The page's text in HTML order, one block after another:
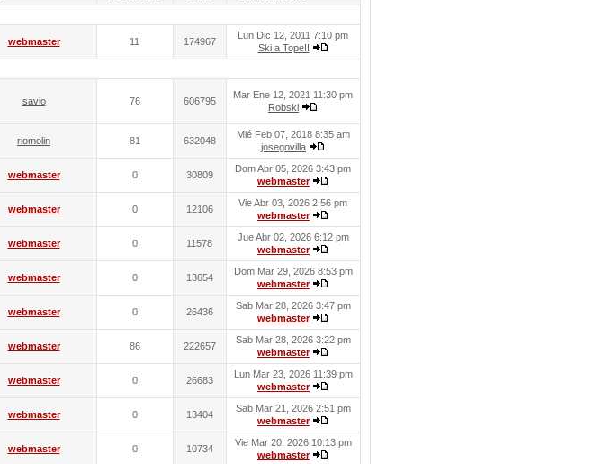
webmaster 11 174967
Lun Dic 12, 2011 7:10 pm
Ski a Tope!!
savio 76 606795
Mar Ene 12, 2021 11:30 pm
Robski
riomolin 81 632048
Mié Feb 07, 2018 8:35 am
josegovilla
webmaster 0 30809
Dom Abr 05, 2026 3:43 pm
webmaster
webmaster 0 12106
Vie Abr 03, 2026 2:56 pm
webmaster
webmaster 0 11578
Jue Abr 02, 2026 6:12 pm
webmaster
webmaster 0 13654
Dom Mar 29, 2026 8:53 pm
webmaster
webmaster 0 26436
Sab Mar 28, 2026 3:47 pm
webmaster
webmaster 86 222657
Sab Mar 28, 2026 3:22 pm
webmaster
webmaster 0 26683
Lun Mar 23, 2026 11:39 pm
webmaster
webmaster 0 13404
Sab Mar 21, 2026 2:51 pm
webmaster
webmaster 0 10734
Vie Mar 20, 2026 10:13 pm
webmaster